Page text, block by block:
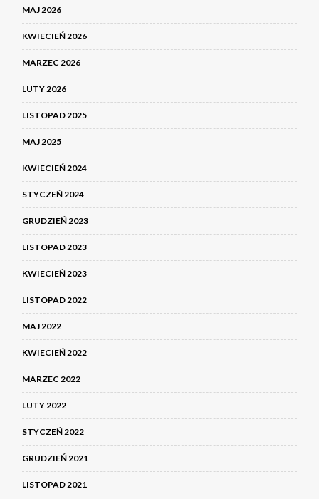
MAJ 2026
KWIECIEŃ 2026
MARZEC 2026
LUTY 2026
LISTOPAD 2025
MAJ 2025
KWIECIEŃ 2024
STYCZEŃ 2024
GRUDZIEŃ 2023
LISTOPAD 2023
KWIECIEŃ 2023
LISTOPAD 2022
MAJ 2022
KWIECIEŃ 2022
MARZEC 2022
LUTY 2022
STYCZEŃ 2022
GRUDZIEŃ 2021
LISTOPAD 2021